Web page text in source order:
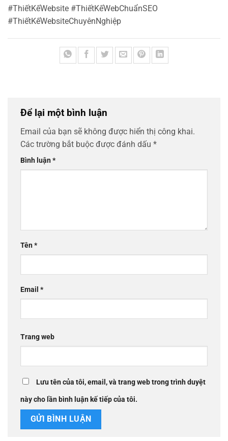
#ThiếtKếWebsite #ThiếtKếWebChuẩnSEO
#ThiếtKếWebsiteChuyênNghiệp
Để lại một bình luận
Email của bạn sẽ không được hiển thị công khai.
Các trường bắt buộc được đánh dấu *
Bình luận*
Tên*
Email *
Trang web
Lưu tên của tôi, email, và trang web trong trình duyệt
này cho lần bình luận kế tiếp của tôi.